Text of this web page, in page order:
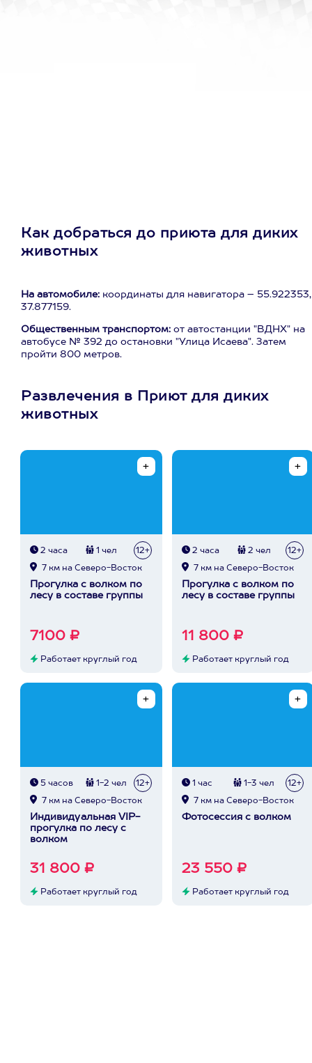
Как добраться до приюта для диких
животных
На автомобиле: координаты для навигатора – 55.922353,
37.877159.
Общественным транспортом: от автостанции "ВДНХ" на
автобусе № 392 до остановки "Улица Исаева". Затем
пройти 800 метров.
Развлечения в Приют для диких
животных
2 часа 1 чел 12+
7 км на Северо-Восток
Прогулка с волком по
лесу в составе группы
7100 ₽
Работает круглый год
2 часа 2 чел 12+
7 км на Северо-Восток
Прогулка с волком по
лесу в составе группы
11 800 ₽
Работает круглый год
5 часов 1-2 чел 12+
7 км на Северо-Восток
Индивидуальная VIP-
прогулка по лесу с
волком
31 800 ₽
Работает круглый год
1 час 1-3 чел 12+
7 км на Северо-Восток
Фотосессия с волком
23 550 ₽
Работает круглый год